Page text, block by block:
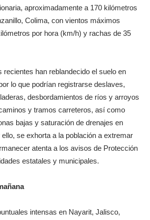
aproximadamente a 170 kilómetros
Colima, con vientos máximos
por hora (km/h) y rachas de 35
recientes han reblandecido el suelo en
lo que podrían registrarse deslaves,
desbordamientos de ríos y arroyos
y tramos carreteros, así como
bajas y saturación de drenajes en
se exhorta a la población a extremar
atenta a los avisos de Protección
estatales y municipales.
intensas en Nayarit, Jalisco,